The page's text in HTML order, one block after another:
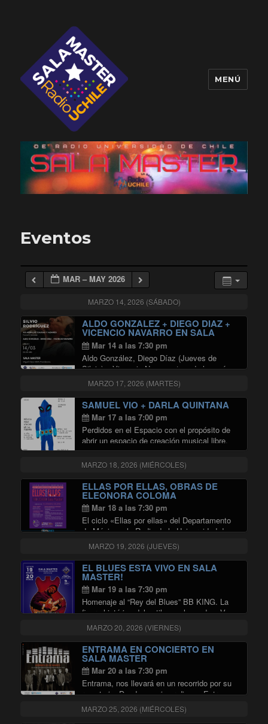
Sala Master
MENÚ
Eventos
MAR – MAY 2026
MARZO 14, 2026 (SÁBADO)
ALDO GONZALEZ + DIEGO DIAZ +
VICENCIO NAVARRO EN SALA
MASTER
Mar 14 a las 7:30 pm
Aldo González, Diego Díaz (Jueves de
Silvio) y Vicencio Navarro, tres de los más
destacados intérpretes de la obra de SILVIO
RODRÍGUEZ en el circuito capitalino, se
reúnen en la SALA MASTER DE RADIO
UNIVERSIDAD …Continuar leyendo"ALDO
MARZO 17, 2026 (MARTES)
SAMUEL VIO + DARLA QUINTANA
Mar 17 a las 7:00 pm
Perdidos en el Espacio con el propósito de
abrir un espacio de creación musical libre,
sin condicionamientos comerciales ni
dictados del mercado, ha invitado al
productor de escena independiente y
experimental Astrocaglia a realizar una …
Continuar leyendo"SAMUEL VIO + DARLA
MARZO 18, 2026 (MIÉRCOLES)
ELLAS POR ELLAS, OBRAS DE
ELEONORA COLOMA
Mar 18 a las 7:30 pm
El ciclo «Ellas por ellas» del Departamento
de Música y la Radio de la Universidad de
Chile continúa con un concierto de obras de
la profesora Eleonora Coloma. La
presentación incluye obras para cello solo,
…Continuar leyendo "ELLAS POR ELLAS, OBRAS
MARZO 19, 2026 (JUEVES)
EL BLUES ESTA VIVO EN SALA
MASTER!
Mar 19 a las 7:30 pm
Homenaje al “Rey del Blues” BB KING. La
figura histórica del estilo en el mundo. vVn a
escuchar sus grandes éxitos como “trhill is
gone”, “Everyday i have the blues” y muchos
más. En la …Continuar leyendo"EL BLUES ESTA
MARZO 20, 2026 (VIERNES)
ENTRAMA EN CONCIERTO EN
SALA MASTER
Mar 20 a las 7:30 pm
Entrama, nos llevará en un recorrido por su
repertorio. Desde su primer disco «Entrama»,
hasta la maravillosa madurez creativa de su
última producción «El fuego de la memoria».
MARZO 25, 2026 (MIÉRCOLES)